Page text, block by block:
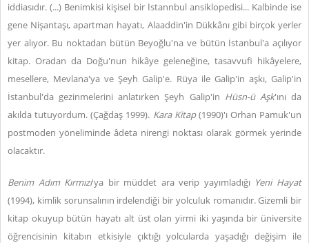
iddiasıdır. (...) Benimkisi kişisel bir İstannbul ansiklopedisi... Kalbinde ise
gene Nişantaşı, apartman hayatı, Alaaddin'in Dükkânı gibi birçok yerler
yer alıyor. Bu noktadan bütün Beyoğlu'na ve bütün İstanbul'a açılıyor
kitap. Oradan da Doğu'nun hikâye geleneğine, tasavvufi hikâyelere,
mesellere, Mevlana'ya ve Şeyh Galip'e. Rüya ile Galip'in aşkı, Galip'in
İstanbul'da gezinmelerini anlatırken Şeyh Galip'in Hüsn-ü Aşk'ını da
akılda tutuyordum. (Çağdaş 1999). Kara Kitap(1990)'ı Orhan Pamuk'un
postmoden yöneliminde âdeta nirengi noktası olarak görmek yerinde
olacaktır.
Benim Adım Kırmızı'ya bir müddet ara verip yayımladığı Yeni Hayat
(1994), kimlik sorunsalının irdelendiği bir yolculuk romanıdır. Gizemli bir
kitap okuyup bütün hayatı alt üst olan yirmi iki yaşında bir üniversite
öğrencisinin kitabın etkisiyle çıktığı yolcularda yaşadığı değişim ile